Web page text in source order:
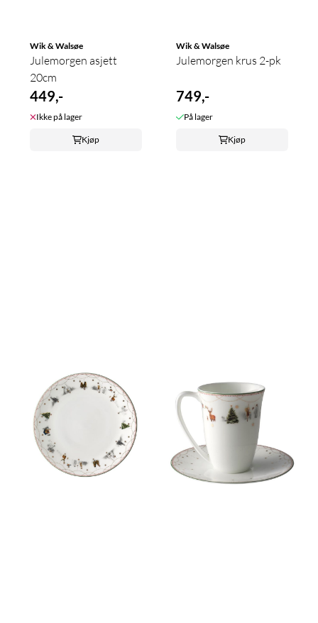
Wik & Walsøe
Julemorgen asjett
20cm
449,-
Ikke på lager
Kjøp
Wik & Walsøe
Julemorgen krus 2-pk
749,-
På lager
Kjøp